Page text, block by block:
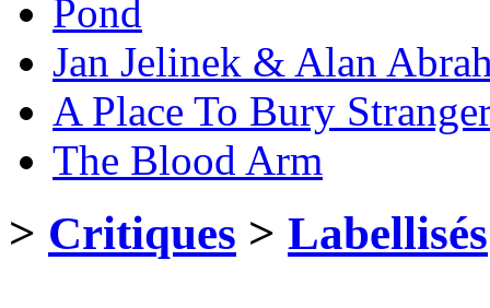
Pond
Jan Jelinek & Alan
A Place To Bury
The Blood Arm
> Critiques > Labellisés